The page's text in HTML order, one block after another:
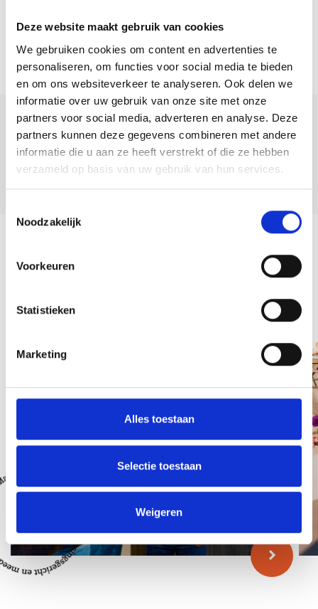
Deze website maakt gebruik van cookies
We gebruiken cookies om content en advertenties te
personaliseren, om functies voor social media te bieden
en om ons websiteverkeer te analyseren. Ook delen we
informatie over uw gebruik van onze site met onze
partners voor social media, adverteren en analyse. Deze
partners kunnen deze gegevens combineren met andere
informatie die u aan ze heeft verstrekt of die ze hebben
verzameld op basis van uw gebruik van hun services.
Noodzakelijk
Voorkeuren
Statistieken
Marketing
Alles toestaan
Selectie toestaan
Weigeren
Deel deze
woning:
Team